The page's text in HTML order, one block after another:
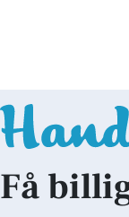
Få